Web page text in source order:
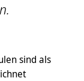
sind als